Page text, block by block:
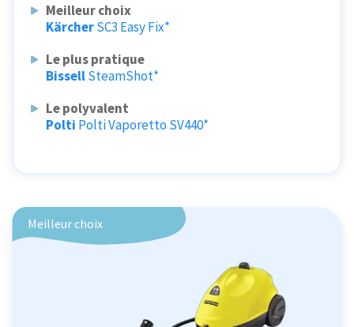
Meilleur choix
KärcherSC3 Easy Fix*
Le plus pratique
BissellSteamShot*
Le polyvalent
Polti Polti Vaporetto SV440*
Meilleur choix